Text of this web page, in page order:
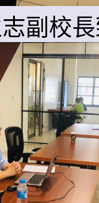
副校